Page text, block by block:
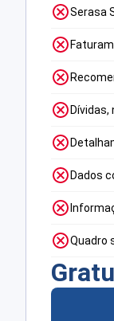
Serasa
Dados
Quadro